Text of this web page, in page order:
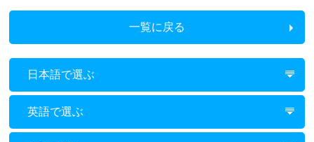
一覧に戻る
日本語で選ぶ
英語で選ぶ